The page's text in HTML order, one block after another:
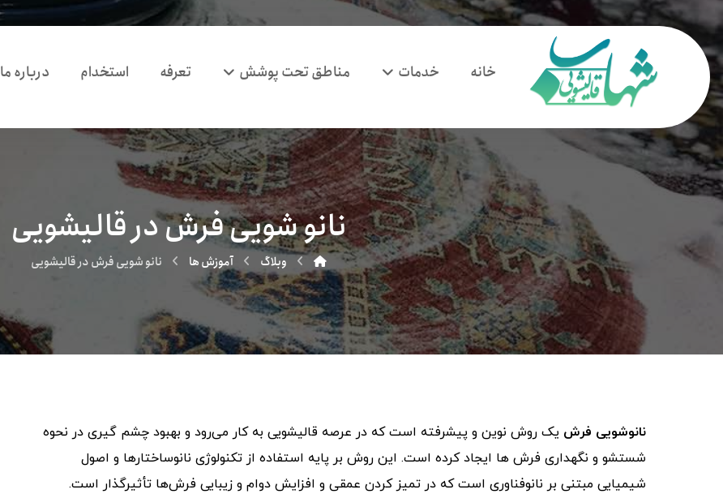
خانه خدمات مناطق تحت پوشش تعرفه استخدام درباره ما
نانو شویی فرش در قالیشویی
وبلاگ آموزش ها نانو شویی فرش در قالیشویی
نانوشویی فرش یک روش نوین و پیشرفته است که در عرصه قالیشویی به کار می‌رود و بهبود چشم گیری در نحوه
شستشو و نگهداری فرش ‌ها ایجاد کرده است. این روش بر پایه استفاده از تکنولوژی نانوساختارها و اصول
شیمیایی مبتنی بر نانوفناوری است که در تمیز کردن عمقی و افزایش دوام و زیبایی فرش‌ها تأثیرگذار است.